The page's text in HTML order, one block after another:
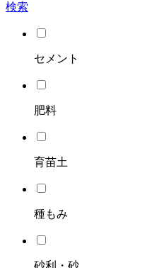
検索
セメント
肥料
育苗土
種もみ